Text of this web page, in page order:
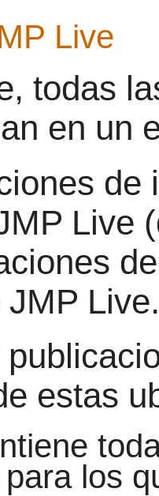
Live
todas
en un
de
Live
Live.
estas
los